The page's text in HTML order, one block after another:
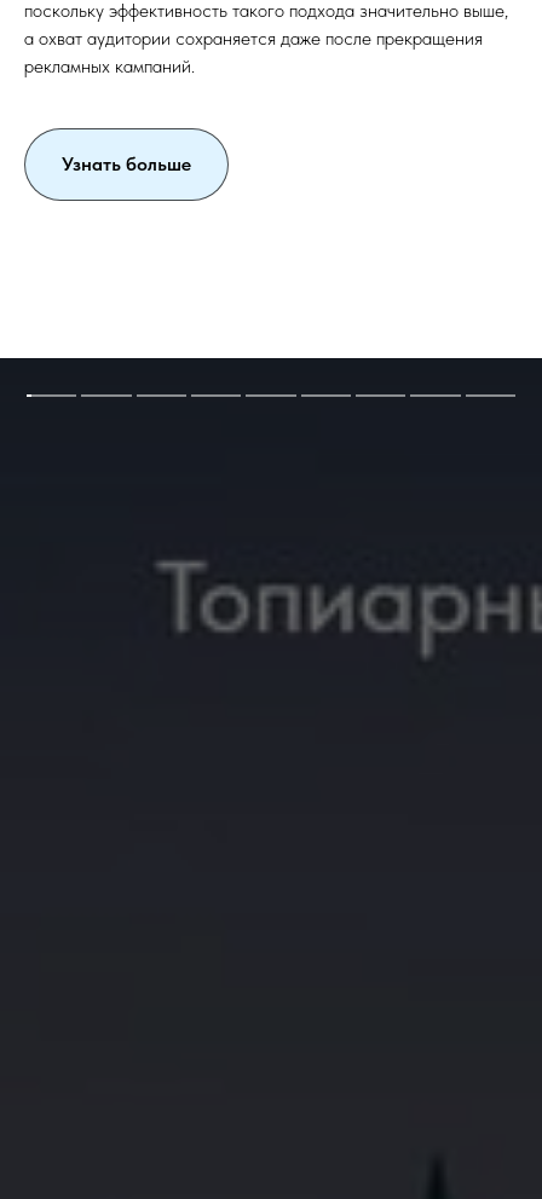
поскольку эффективность такого подхода значительно выше,
а охват аудитории сохраняется даже после прекращения
рекламных кампаний.
Узнать больше